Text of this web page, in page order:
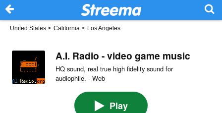
United States > California > Los Angeles
A.I. Radio - video game music
HQ sound, real true high fidelity sound for
audiophile. · Web
Play